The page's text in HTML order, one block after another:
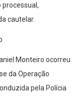
processual,
cautelar.
Monteiro ocorreu
da Operação
pela Polícia